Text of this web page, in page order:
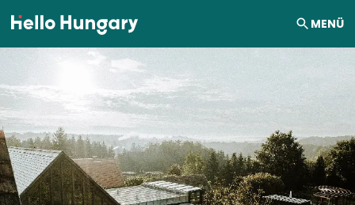
Ugrás a tartalomhoz MENÜ